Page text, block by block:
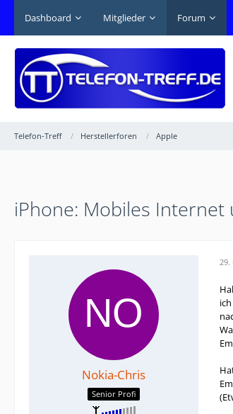
Dashboard Mitglieder Forum
Telefon-Treff Herstellerforen Apple
iPhone: Mobiles Internet
Nokia-Chris
Senior Profi
29.